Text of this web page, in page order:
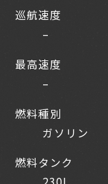
巡航速度
–
最高速度
–
燃料種別
ガソリン
燃料タンク